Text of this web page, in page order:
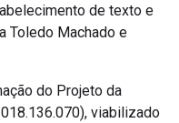
de texto e
Toledo Machado e
do Projeto da
viabilizado